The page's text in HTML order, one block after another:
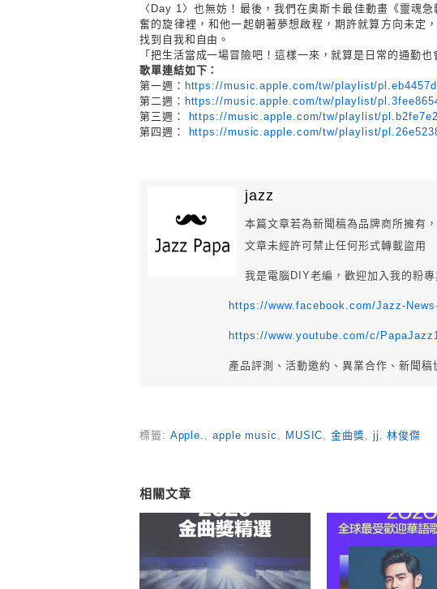
〈 Day 1〉也無妨！最後，我們在奧斯卡最佳動畫《靈魂
奮的旋律裡，和他一起朝著夢想啟程，期許就算方向未定
找到自我和自由。
「把生活當成一場冒險吧！這樣一來，就算是日常的通勤也
歌單連結如下：
第一週： https://music.apple.com/tw/playlist/
第二週： https://music.apple.com/tw/playlist/
第三週：
https://music.apple.com/tw/playlist/
第四週：
https://music.apple.com/tw/playlist/
jazz
本篇文章若為新聞稿為品牌商所擁有
文章未經許可禁止任何形式轉載盜用
我是電腦DIY老編，歡迎加入我的粉
https://www.facebook.com/Jazz-
https://www.youtube.com/c/
產品評測、活動邀約、異業合作、新聞稿
標籤: Apple. , apple music , MUSIC,金曲獎, jj ,林俊傑
相關文章